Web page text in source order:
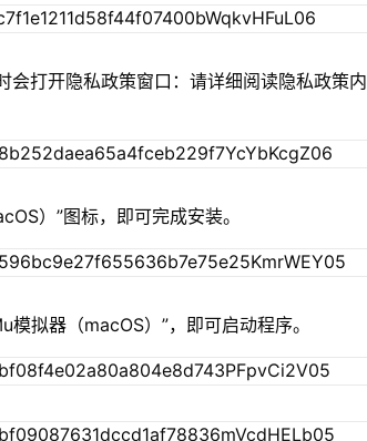
打开隐私政策窗口：请详细阅读隐私政策内
）”图标，即可完成安装。
拟器（macOS）”，即可启动程序。